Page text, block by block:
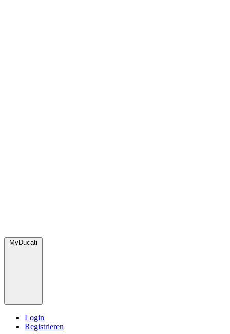
MyDucati
Login
Registrieren